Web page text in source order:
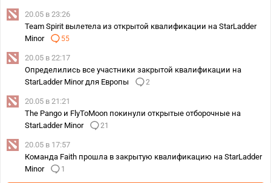
20.05 в 23:26
Team Spirit вылетела из открытой квалификации на StarLadder
Minor
55
20.05 в 22:17
Определились все участники закрытой квалификации на
StarLadder Minor для Европы
2
20.05 в 21:21
The Pango и FlyToMoon покинули открытые отборочные на
StarLadder Minor
21
20.05 в 17:57
Команда Faith прошла в закрытую квалификацию на StarLadder
Minor
1